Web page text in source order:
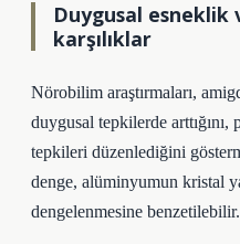
Duygusal esneklik
karşılıklar
Nörobilim araştırmaları,
duygusal tepkilerde
tepkileri düzenlediğini
denge, alüminyumun kristal
dengelenmesine benzetilebilir.